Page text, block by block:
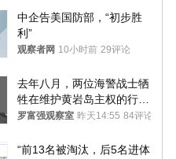
中企告美国防部，“初步胜
利”
观察者网 10小时前 29评论
去年八月，两位海警战士牺
牲在维护黄岩岛主权的行动
中
罗富强观察室 昨天14:55 84评论
“前13名被淘汰，后5名进体